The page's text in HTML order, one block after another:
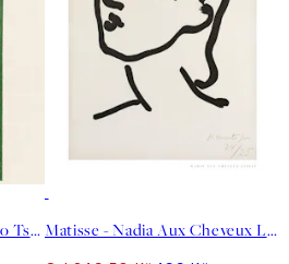
Taguchi Tomoki - Yatsuo No Tsubaki Green Plakát Matisse - Nadia Aux Cheveux Lisses Plakát